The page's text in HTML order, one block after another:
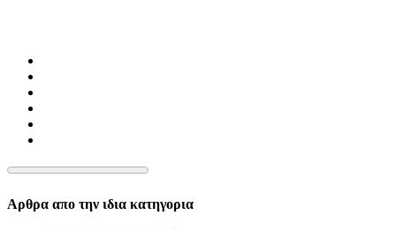
Αρθρα απο την ιδια κατηγορια